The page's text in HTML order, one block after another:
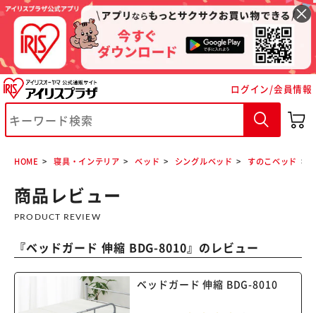
ログイン/会員情報
HOME 寝具・インテリア ベッド シングルベッド すのこベッド
商品レビュー
PRODUCT REVIEW
『ベッドガード 伸縮 BDG-8010』のレビュー
ベッドガード 伸縮 BDG-8010
※ご確認ください
カートに入れる 購入手続きへ